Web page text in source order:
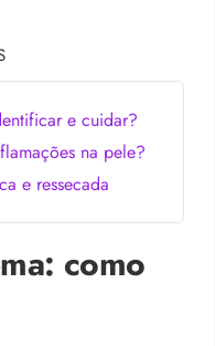
e cuidar?
na pele?
e ressecada
como